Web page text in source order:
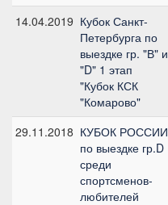
14.04.2019 Кубок Санкт-
Петербурга по
выездке гр. "В" и
"D" 1 этап
"Кубок КСК
"Комарово"
29.11.2018 КУБОК РОССИИ
по выездке гр.D
среди
спортсменов-
любителей